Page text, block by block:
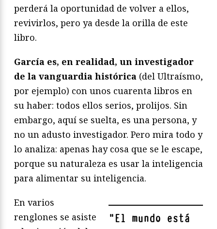
perderá la oportunidad de volver a ellos,
revivirlos, pero ya desde la orilla de este
libro.
García es, en realidad, un investigador
de la vanguardia histórica (del Ultraísmo,
por ejemplo) con unos cuarenta libros en
su haber: todos ellos serios, prolijos. Sin
embargo, aquí se suelta, es una persona, y
no un adusto investigador. Pero mira todo y
lo analiza: apenas hay cosa que se le escape,
porque su naturaleza es usar la inteligencia
para alimentar su inteligencia.
"El mundo está
En varios
renglones se asiste